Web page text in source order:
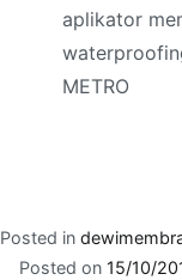
aplikator
METRO
Posted in
Posted on 15/10/